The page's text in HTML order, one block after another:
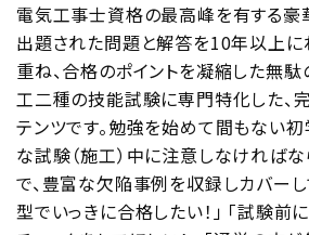
電気工事士資格の最高峰を有する豪
出題された問題と解答を10年以上に
重ね、合格のポイントを凝縮した無
工二種の技能試験に専門特化した、
テンツです。勉強を始めて間もない
な試験（施工）中に注意しなければ
で、豊富な欠陥事例を収録しカバーし
型でいっきに合格したい！」 「試験